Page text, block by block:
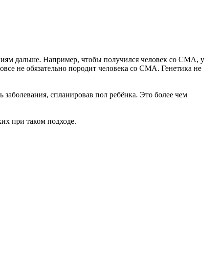
дальше. Например, чтобы получился человек со СМА, у
не обязательно породит человека со СМА. Генетика не
заболевания, спланировав пол ребёнка. Это более чем
при таком подходе.